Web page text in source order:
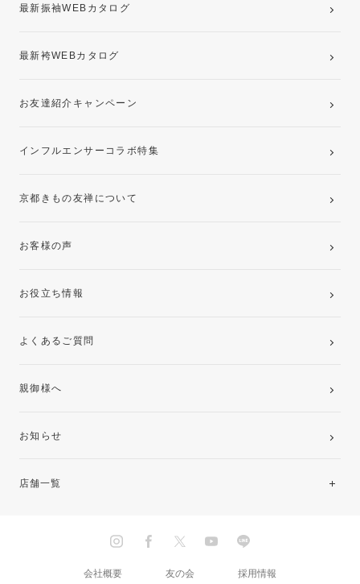
最新振袖WEBカタログ
最新袴WEBカタログ
お友達紹介キャンペーン
インフルエンサーコラボ特集
京都きもの友禅について
お客様の声
お役立ち情報
よくあるご質問
親御様へ
お知らせ
店舗一覧
会社概要
友の会 採用情報